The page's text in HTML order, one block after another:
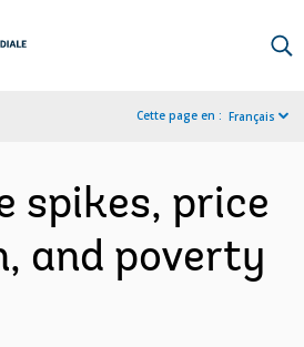
Cette page en : Français
spikes, price
and poverty